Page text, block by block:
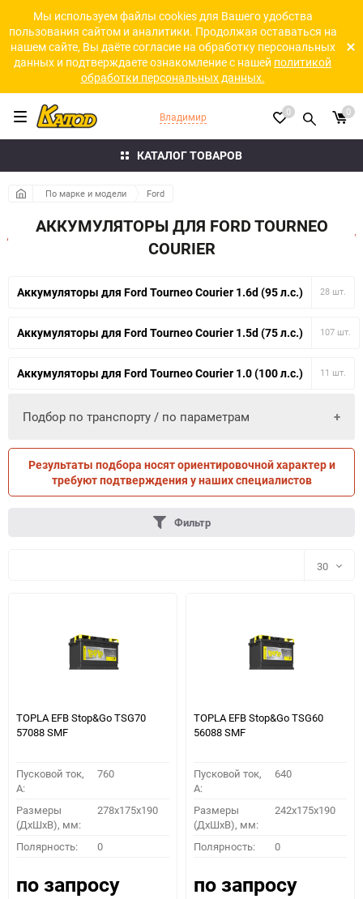
Мы используем файлы cookies для Вашего удобства
пользования сайтом и аналитики. Продолжая оставаться на
нашем сайте, Вы даёте согласие на обработку персональных
данных и подтверждаете ознакомление с нашей политикой
обработки персональных данных.
КАТАЛОГ ТОВАРОВ
Владимир 0 0
По марке и модели Ford
АККУМУЛЯТОРЫ ДЛЯ FORD TOURNEO
COURIER
Аккумуляторы для Ford Tourneo Courier 1.6d (95 л.с.) 28 шт.
Аккумуляторы для Ford Tourneo Courier 1.5d (75 л.с.) 107 шт.
Аккумуляторы для Ford Tourneo Courier 1.0 (100 л.с.) 11 шт.
Подбор по транспорту / по параметрам
ПО ТРАНСПОРТУ ПО ПАРАМЕТРАМ
ПОДОБРАТЬ
Как определить полярность?
Результаты подбора носят ориентировочной характер и
требуют подтверждения у наших специалистов
Фильтр
30
TOPLA EFB Stop&Go TSG70
57088 SMF
Пусковой ток,
A:
760
Размеры
(ДхШхВ), мм:
278x175x190
Полярность: 0
по запросу
TOPLA EFB Stop&Go TSG60
56088 SMF
Пусковой ток,
A:
640
Размеры
(ДхШхВ), мм:
242x175x190
Полярность: 0
по запросу